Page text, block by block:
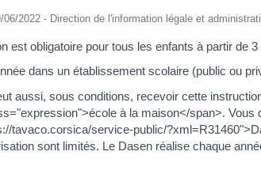
06/2022 - Direction de l'information légale et
est obligatoire pour tous les enfants à partir de
dans un établissement scolaire (public ou
aussi, sous conditions, recevoir cette
à la maison</span>. Vous
tavaco.corsica/service-public/
sont limités. Le Dasen réalise chaque